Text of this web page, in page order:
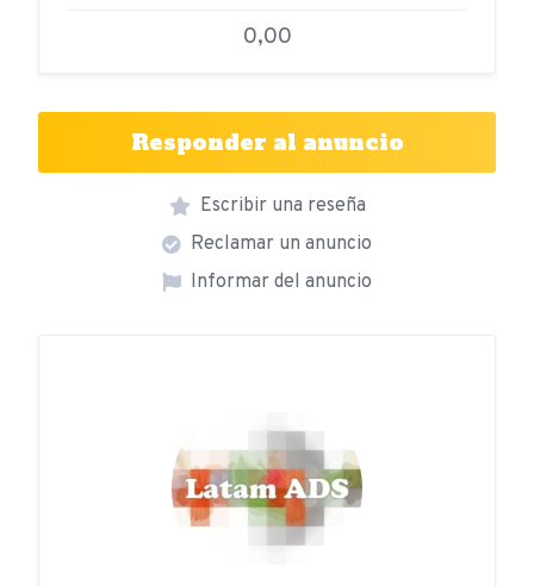
0,00
Responder al anuncio
Escribir una reseña
Reclamar un anuncio
Informar del anuncio